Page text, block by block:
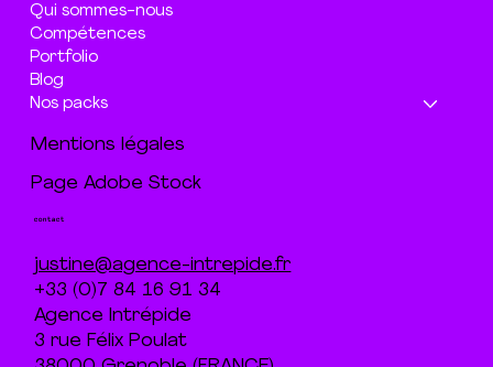
Qui sommes-nous
Compétences
Portfolio
Blog
Nos packs
Mentions légales
Page Adobe Stock
contact
justine@agence-intrepide.fr
+33 (0)7 84 16 91 34
Agence Intrépide
3 rue Félix Poulat